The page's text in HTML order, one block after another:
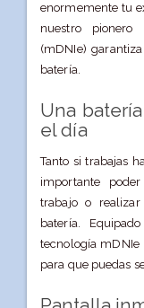
enormemente tu
nuestro
(mDNIe)
batería.
Una
el día
Tanto si trabajas
importante
trabajo o
batería.
tecnología mDNIe
para que puedas